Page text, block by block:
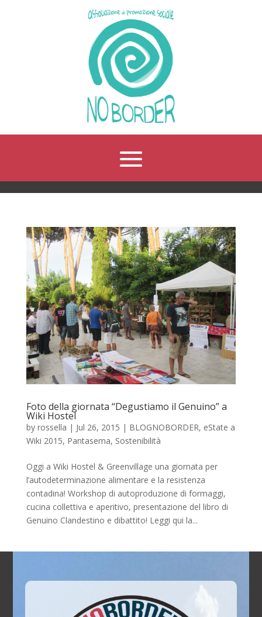
Foto della giornata “Degustiamo il Genuino” a
Wiki Hostel
by rossella | Jul 26, 2015 | BLOGNOBORDER, eState a
Wiki 2015, Pantasema, Sostenibilità
Oggi a Wiki Hostel & Greenvillage​ una giornata per
l’autodeterminazione alimentare e la resistenza
contadina! Workshop di autoproduzione di formaggi,
cucina collettiva e aperitivo, presentazione del libro di
Genuino Clandestino​ e dibattito! Leggi qui la...